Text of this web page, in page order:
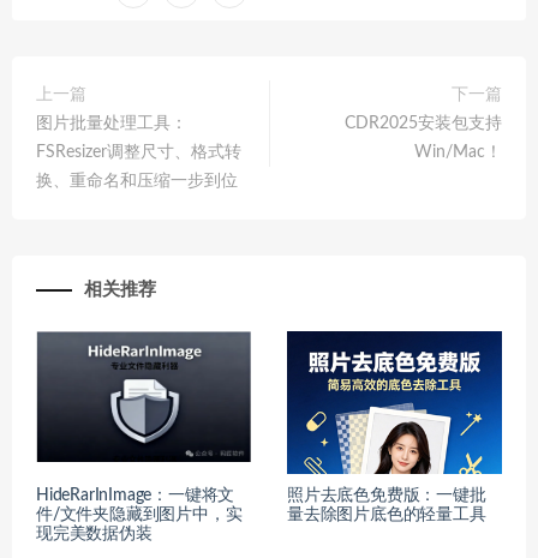
上一篇
图片批量处理工具：
FSResizer调整尺寸、格式转
换、重命名和压缩一步到位
下一篇
CDR2025安装包支持
Win/Mac！
相关推荐
HideRarInImage：一键将文
件/文件夹隐藏到图片中，实
现完美数据伪装
照片去底色免费版：一键批
量去除图片底色的轻量工具